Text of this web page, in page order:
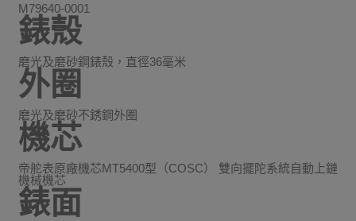
M79640-0001
錶殼
磨光及磨砂鋼錶殼，直徑36毫米
外圈
磨光及磨砂不銹鋼外圈
機芯
帝舵表原廠機芯MT5400型（COSC） 雙向擺陀系統自動上鏈
機械機芯
錶面